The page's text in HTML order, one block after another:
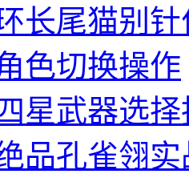
长尾猫别
色切换操作
星武器选择
品孔雀翎